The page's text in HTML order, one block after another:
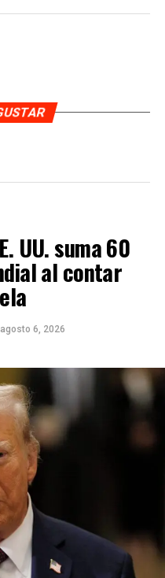
UU. suma 60
al contar
agosto 6, 2026